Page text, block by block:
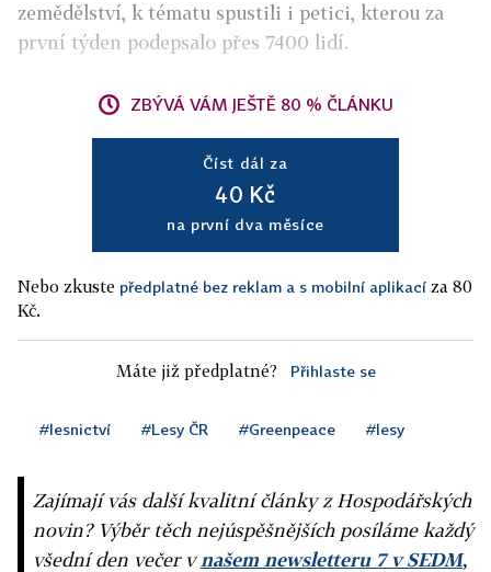
zemědělství, k tématu spustili i petici, kterou za
první týden podepsalo přes 7400 lidí.
ZBÝVÁ VÁM JEŠTĚ 80 % ČLÁNKU
Číst dál za
40 Kč
na první dva měsíce
Nebo zkuste předplatné bez reklam a s mobilní aplikací za 80
Kč.
Máte již předplatné? Přihlaste se
#lesnictví #Lesy ČR #Greenpeace #lesy
Zajímají vás další kvalitní články z Hospodářských
novin? Výběr těch nejúspěšnějších posíláme každý
všední den večer vnašem newsletteru 7 v SEDM,